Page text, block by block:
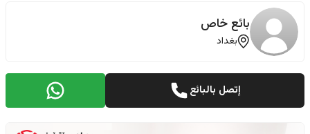
بائع خاص
بغداد
إتصل بالبائع